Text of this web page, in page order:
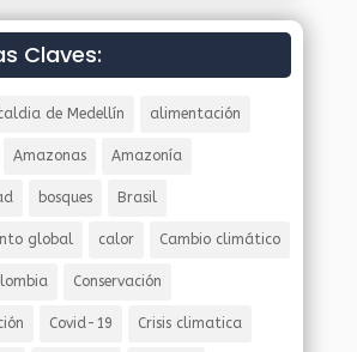
Claves:
de Medellín alimentación
Amazonas Amazonía
bosques Brasil
global calor Cambio climático
Conservación
Covid-19 Crisis climatica